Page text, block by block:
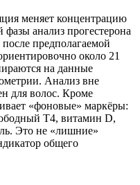
меняет концентрацию
анализ прогестерона
предполагаемой
около 21
на данные
Анализ вне
для волос. Кроме
«фоновые» маркёры:
T4, витамин D,
Это не «лишние»
общего